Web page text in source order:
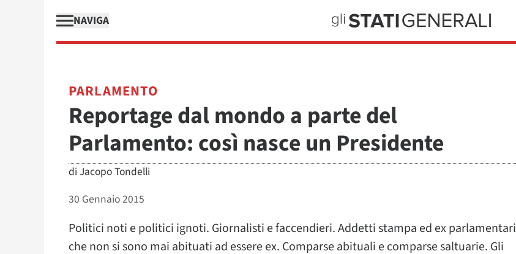
NAVIGA
PARLAMENTO
Reportage dal mondo a parte del
Parlamento: così nasce un Presidente
di Jacopo Tondelli
30 Gennaio 2015
Politici noti e politici ignoti. Giornalisti e faccendieri. Addetti stampa ed ex parlamentari
che non si sono mai abituati ad essere ex. Comparse abituali e comparse saltuarie. Gli